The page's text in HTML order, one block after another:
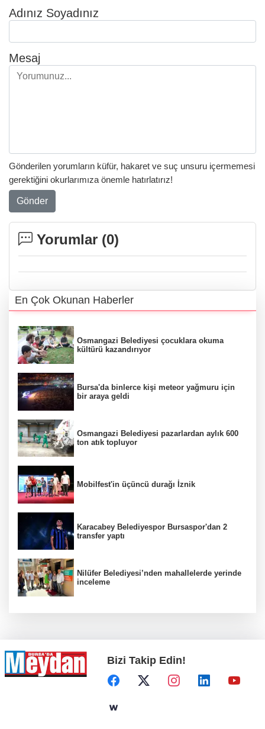
Adınız Soyadınız
Mesaj
Gönderilen yorumların küfür, hakaret ve suç unsuru içermemesi
gerektiğini okurlarımıza önemle hatırlatırız!
Gönder
Yorumlar (0)
En Çok Okunan Haberler
Osmangazi Belediyesi çocuklara okuma
kültürü kazandırıyor
Bursa'da binlerce kişi meteor yağmuru için
bir araya geldi
Osmangazi Belediyesi pazarlardan aylık 600
ton atık topluyor
Mobilfest'in üçüncü durağı İznik
Karacabey Belediyespor Bursaspor'dan 2
transfer yaptı
Nilüfer Belediyesi’nden mahallelerde yerinde
inceleme
Bizi Takip Edin!